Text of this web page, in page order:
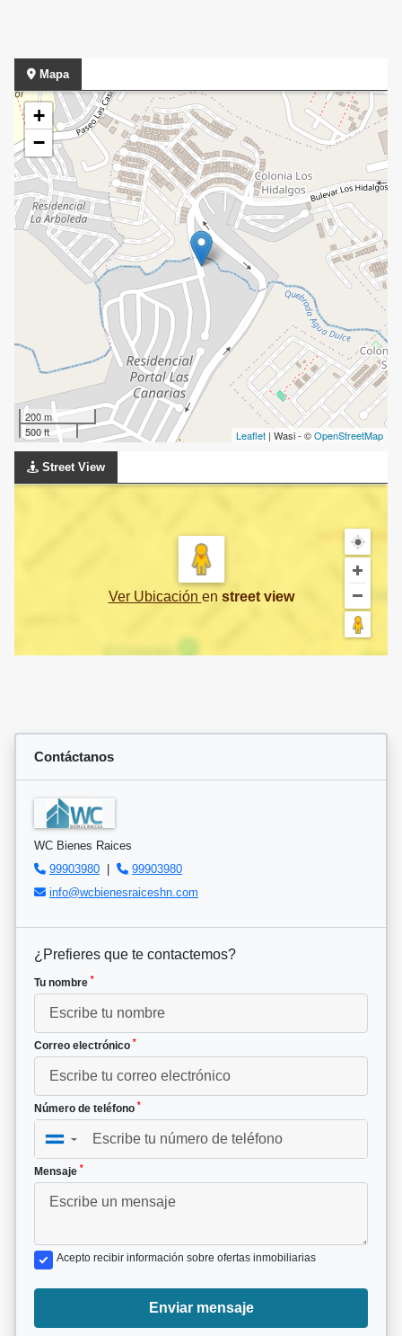
Mapa
+
−
200 m
500 ft
Leaflet | Wasi - ©OpenStreetMap
Street View
Ver Ubicación en street view
Contáctanos
WC Bienes Raices
99903980 |
99903980
info@wcbienesraiceshn.com
¿Prefieres que te contactemos?
Tu nombre *
Correo electrónico *
Número de teléfono *
▼
Mensaje *
Acepto recibir información sobre ofertas inmobiliarias
Enviar mensaje